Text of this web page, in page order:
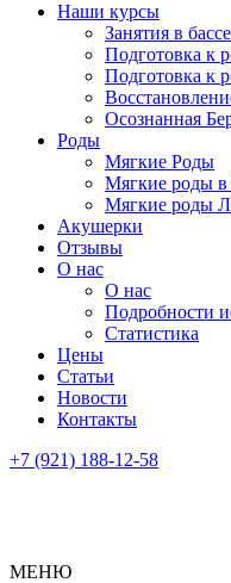
Наши курсы
Занятия в
Подготовка к
Подготовка к
Осознанная
Роды
Мягкие Роды
Мягкие роды в
Мягкие роды
Акушерки
Отзывы
О нас
О нас
Подробности
Статистика
Цены
Статьи
Новости
Контакты
+7 (921) 188-12-58
МЕНЮ